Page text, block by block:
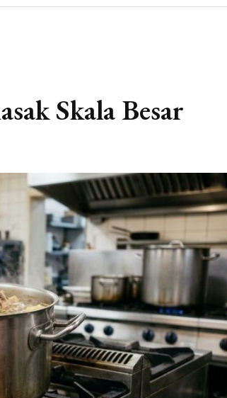
Skala Besar